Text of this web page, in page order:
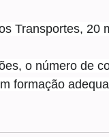
Transportes, 20
o número de
formação